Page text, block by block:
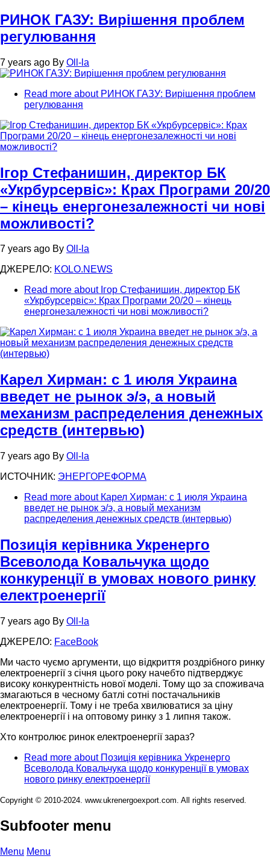
РИНОК ГАЗУ: Вирішення проблем
регулювання
7 years ago By Oll-la
Read more about РИНОК ГАЗУ: Вирішення проблем
регулювання
Ігор Стефанишин, директор БК
«Укрбурсервіс»: Крах Програми 20/20
– кінець енергонезалежності чи нові
можливості?
7 years ago By Oll-la
ДЖЕРЕЛО: KOLO.NEWS
Read more about Ігор Стефанишин, директор БК
«Укрбурсервіс»: Крах Програми 20/20 – кінець
енергонезалежності чи нові можливості?
Карел Хирман: с 1 июля Украина
введет не рынок э/э, а новый
механизм распределения денежных
средств (интервью)
7 years ago By Oll-la
ИСТОЧНИК: ЭНЕРГОРЕФОРМА
Read more about Карел Хирман: с 1 июля Украина
введет не рынок э/э, а новый механизм
распределения денежных средств (интервью)
Позиція керівника Укренерго
Всеволода Ковальчука щодо
конкуренції в умовах нового ринку
електроенергії
7 years ago By Oll-la
ДЖЕРЕЛО: FaceBook
Ми часто чуємо аргументи, що відкриття роздрібного ринку
електроенергії з січня цього року начебто підтверджує
високу конкурентність нової моделі. Тому що за споживача
змагаються в чесному батлі сотні постачальників
електроенергії. Тому і не треба хвилюватися за ціну
електроенергії і на оптовому ринку з 1 липня також.
Хто контролює ринок електроенергії зараз?
Read more about Позиція керівника Укренерго
Всеволода Ковальчука щодо конкуренції в умовах
нового ринку електроенергії
Copyright © 2010-2024. www.ukrenergoexport.com. All rights reserved.
Subfooter menu
Menu Menu